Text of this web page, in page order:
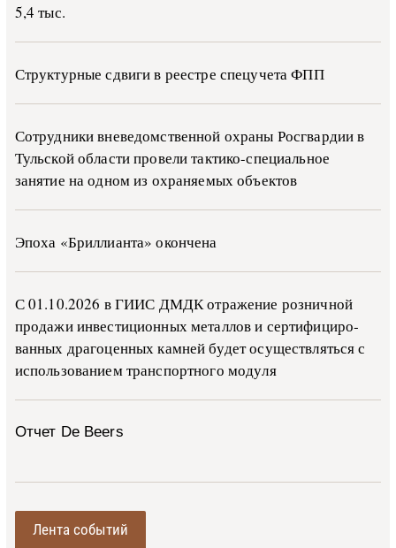
5,4 тыс.
Структурные сдвиги в реестре спецучета ФПП
Сотрудники вневедомственной охраны Росгвардии в
Тульской области провели тактико-специальное
занятие на одном из охраняемых объектов
Эпоха «Бриллианта» окончена
С 01.10.2026 в ГИИС ДМДК от­ра­же­ние роз­ни­ч­ной
про­да­жи ин­ве­сти­ци­он­ных ме­тал­лов и сер­ти­фи­ци­ро­
ван­ных дра­го­цен­ных ка­м­ней бу­дет осу­ще­ств­лять­ся с
ис­поль­зо­ва­ни­ем тран­с­пор­т­но­го мо­ду­ля
Отчет De Beers
Лента событий